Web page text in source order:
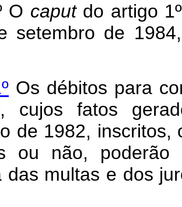
O caputdo artigo
setembro de
Os débitos para
cujos fatos
de 1982,
ou não,
das multas e dos